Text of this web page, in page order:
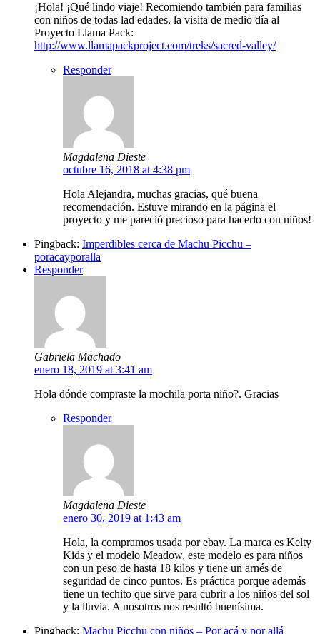
¡Hola! ¡Qué lindo viaje! Recomiendo también para familias
con niños de todas lad edades, la visita de medio día al
Proyecto Llama Pack:
http://www.llamapackproject.com/treks/sacred-valley/
Responder
Magdalena Dieste
octubre 16, 2018 at 4:38 pm
Hola Alejandra, muchas gracias, qué buena
recomendación. Estuve mirando en la página el
proyecto y me pareció precioso para hacerlo con niños!
Pingback: Imperdibles cerca de Machu Picchu –
poracayporalla
Responder
Gabriela Machado
enero 18, 2019 at 3:41 am
Hola dónde compraste la mochila porta niño?. Gracias
Responder
Magdalena Dieste
enero 30, 2019 at 1:43 am
Hola, la compramos usada por ebay. La marca es Kelty
Kids y el modelo Meadow, este modelo es para niños
con un peso de hasta 18 kilos y tiene un arnés de
seguridad de cinco puntos. Es práctica porque además
tiene un techito que sirve para cubrir a los niños del sol
y la lluvia. A nosotros nos resultó buenísima.
Pingback: Machu Picchu con niños – Por acá y por allá